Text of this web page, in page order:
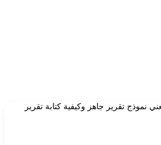
نموذج تقرير جاهز وكيفية كتابة تقرير